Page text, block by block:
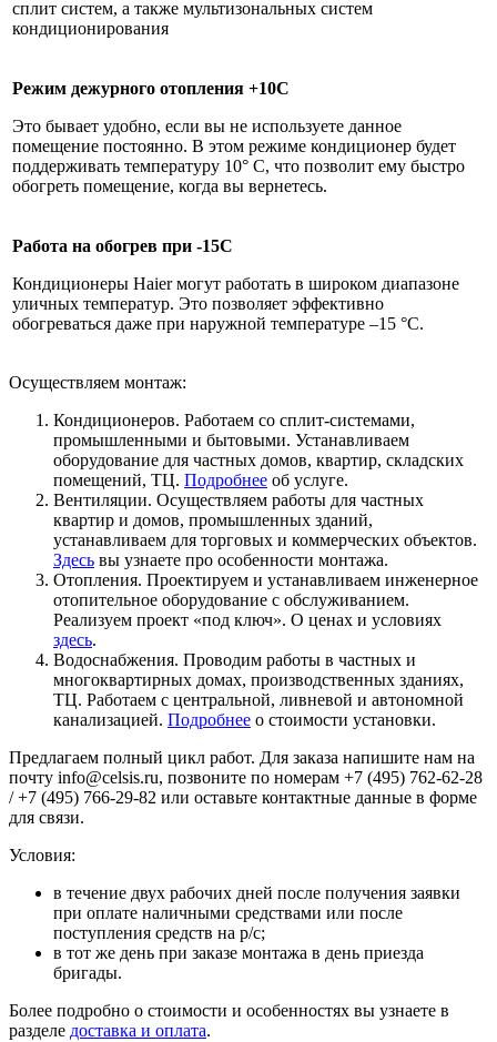
сплит систем, а также мультизональных систем
кондиционирования
Режим дежурного отопления +10С
Это бывает удобно, если вы не используете данное
помещение постоянно. В этом режиме кондиционер будет
поддерживать температуру 10° С, что позволит ему быстро
обогреть помещение, когда вы вернетесь.
Работа на обогрев при -15С
Кондиционеры Haier могут работать в широком диапазоне
уличных температур. Это позволяет эффективно
обогреваться даже при наружной температуре –15 °С.
Осуществляем монтаж:
Кондиционеров. Работаем со сплит-системами,
промышленными и бытовыми. Устанавливаем
оборудование для частных домов, квартир, складских
помещений, ТЦ. Подробнее об услуге.
Вентиляции. Осуществляем работы для частных
квартир и домов, промышленных зданий,
устанавливаем для торговых и коммерческих объектов.
Здесь вы узнаете про особенности монтажа.
Отопления. Проектируем и устанавливаем инженерное
отопительное оборудование с обслуживанием.
Реализуем проект «под ключ». О ценах и условиях
здесь.
Водоснабжения. Проводим работы в частных и
многоквартирных домах, производственных зданиях,
ТЦ. Работаем с центральной, ливневой и автономной
канализацией. Подробнее о стоимости установки.
Предлагаем полный цикл работ. Для заказа напишите нам на
почту info@celsis.ru, позвоните по номерам +7 (495) 762-62-28
/ +7 (495) 766-29-82 или оставьте контактные данные в форме
для связи.
Условия:
в течение двух рабочих дней после получения заявки
при оплате наличными средствами или после
поступления средств на р/с;
в тот же день при заказе монтажа в день приезда
бригады.
Более подробно о стоимости и особенностях вы узнаете в
разделе доставка и оплата.